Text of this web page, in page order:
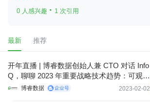
0 人感兴趣 · 1 次引用
最新 推荐
开年直播 | 博睿数据创始人兼 CTO 对话 Info
Q，聊聊 2023 年重要战略技术趋势：可观测
性
博睿数据 2023-02-02